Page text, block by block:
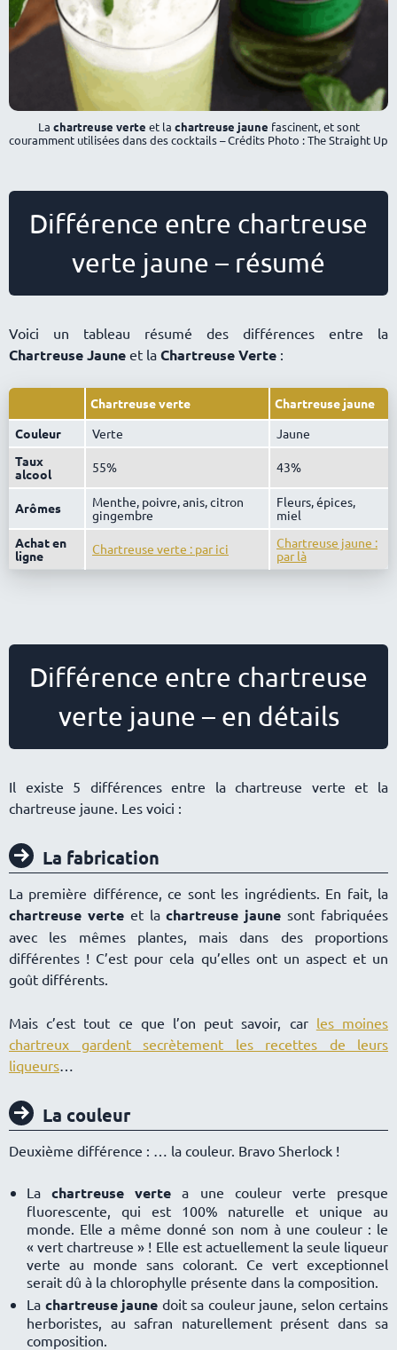
La chartreuse verte et la chartreuse jaune fascinent, et sont
couramment utilisées dans des cocktails – Crédits Photo : The Straight Up
Différence entre chartreuse
verte jaune – résumé
Voici un tableau résumé des différences entre la
Chartreuse Jaune et la Chartreuse Verte :
Chartreuse verte
Chartreuse jaune
Couleur
Verte
Jaune
Taux
alcool
55% 43%
Arômes
Menthe, poivre, anis, citron
gingembre
Fleurs, épices,
miel
Achat en
ligne
Chartreuse verte : par ici
Chartreuse jaune :
par là
Différence entre chartreuse
verte jaune – en détails
Il existe 5 différences entre la chartreuse verte et la
chartreuse jaune. Les voici :
La fabrication
La première différence, ce sont les ingrédients. En fait, la
chartreuse verteet lachartreuse jaune sont fabriquées
avec les mêmes plantes, mais dans des proportions
différentes ! C’est pour cela qu’elles ont un aspect et un
goût différents.
Mais c’est tout ce que l’on peut savoir, car les moines
chartreux gardent secrètement les recettes de leurs
liqueurs
La couleur
Deuxième différence : … la couleur. Bravo Sherlock !
Lachartreuse verte a une couleur verte presque
fluorescente, qui est 100% naturelle et unique au
monde. Elle a même donné son nom à une couleur : le
« vert chartreuse » ! Elle est actuellement la seule liqueur
verte au monde sans colorant. Ce vert exceptionnel
serait dû à la chlorophylle présente dans la composition.
La chartreuse jaune doit sa couleur jaune, selon certains
herboristes, au safran naturellement présent dans sa
composition.